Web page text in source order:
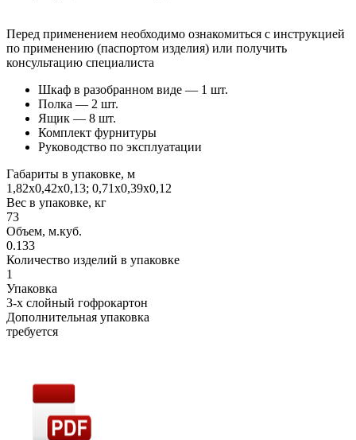
Перед применением необходимо ознакомиться с инструкцией
по применению (паспортом изделия) или получить
консультацию специалиста
Шкаф в разобранном виде — 1 шт.
Полка — 2 шт.
Ящик — 8 шт.
Комплект фурнитуры
Руководство по эксплуатации
Габариты в упаковке, м
1,82х0,42х0,13; 0,71х0,39х0,12
Вес в упаковке, кг
73
Объем, м.куб.
0.133
Количество изделий в упаковке
1
Упаковка
3-х слойный гофрокартон
Дополнительная упаковка
требуется